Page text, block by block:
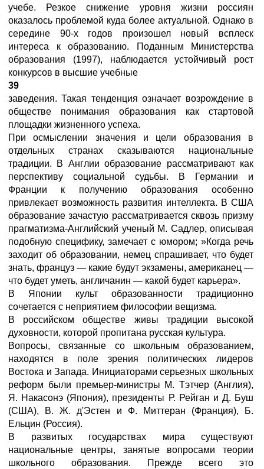
учебе. Резкое снижение уровня жизни россиян
оказалось проблемой куда более актуальной. Однако в
середине 90-х годов произошел новый всплеск
интереса к образованию. Поданным Министерства
образования (1997), наблюдается устойчивый рост
конкурсов в высшие учебные
39
заведения. Такая тенденция означает возрождение в
обществе понимания образования как стартовой
площадки жизненного успеха.
При осмыслении значения и цели образования в
отдельных странах сказываются национальные
традиции. В Англии образование рассматривают как
перспективу социальной судьбы. В Германии и
Франции к получению образования особенно
привлекает возможность развития интеллекта. В США
образование зачастую рассматривается сквозь призму
прагматизма-Английский ученый М. Садлер, описывая
подобную специфику, замечает с юмором; »Когда речь
заходит об образовании, немец спрашивает, что будет
знать, француз — какие будут экзамены, американец —
что будет уметь, англичанин — какой будет карьера».
В Японии культ образованности традиционно
сочетается с неприятием философии вещизма.
В российском обществе живы традиции высокой
духовности, которой пропитана русская культура.
Вопросы, связанные со школьным образованием,
находятся в поле зрения политических лидеров
Востока и Запада. Инициаторами серьезных школьных
реформ были премьер-министры М. Тэтчер (Англия),
Я. Накасонэ (Япония), президенты Р. Рейган и Д. Буш
(США), В. Ж. д'Эстен и Ф. Миттеран (Франция), Б.
Ельцин (Россия).
В развитых государствах мира существуют
национальные центры, занятые вопросами теории
школьного образования. Прежде всего это